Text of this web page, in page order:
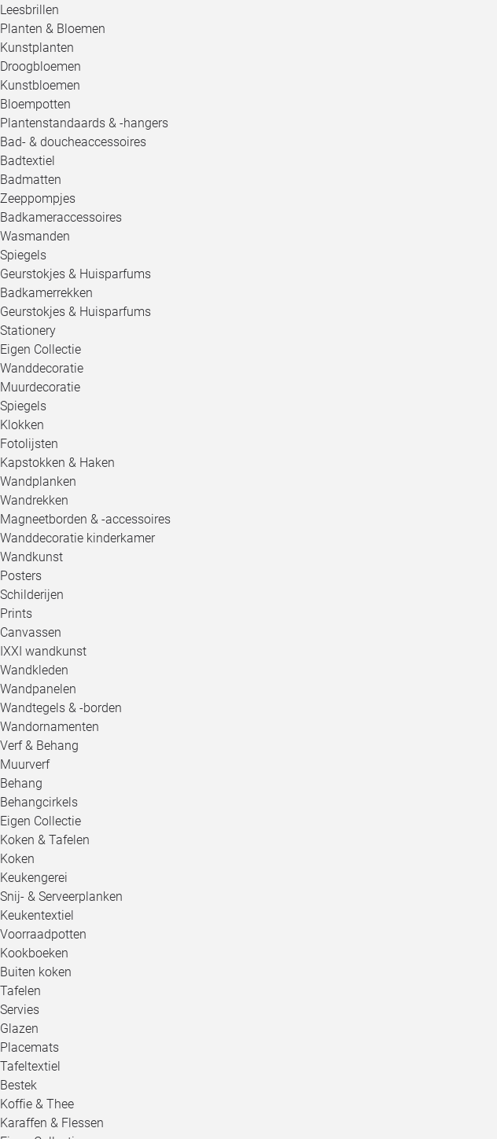
Leesbrillen
Planten & Bloemen
Kunstplanten
Droogbloemen
Kunstbloemen
Bloempotten
Plantenstandaards & -hangers
Bad- & doucheaccessoires
Badtextiel
Badmatten
Zeeppompjes
Badkameraccessoires
Wasmanden
Spiegels
Geurstokjes & Huisparfums
Badkamerrekken
Geurstokjes & Huisparfums
Stationery
Eigen Collectie
Wanddecoratie
Muurdecoratie
Spiegels
Klokken
Fotolijsten
Kapstokken & Haken
Wandplanken
Wandrekken
Magneetborden & -accessoires
Wanddecoratie kinderkamer
Wandkunst
Posters
Schilderijen
Prints
Canvassen
IXXI wandkunst
Wandkleden
Wandpanelen
Wandtegels & -borden
Wandornamenten
Verf & Behang
Muurverf
Behang
Behangcirkels
Eigen Collectie
Koken & Tafelen
Koken
Keukengerei
Snij- & Serveerplanken
Keukentextiel
Voorraadpotten
Kookboeken
Buiten koken
Tafelen
Servies
Glazen
Placemats
Tafeltextiel
Bestek
Koffie & Thee
Karaffen & Flessen